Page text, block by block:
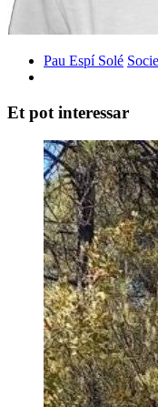
Pau Espí Solé
Et pot interessar